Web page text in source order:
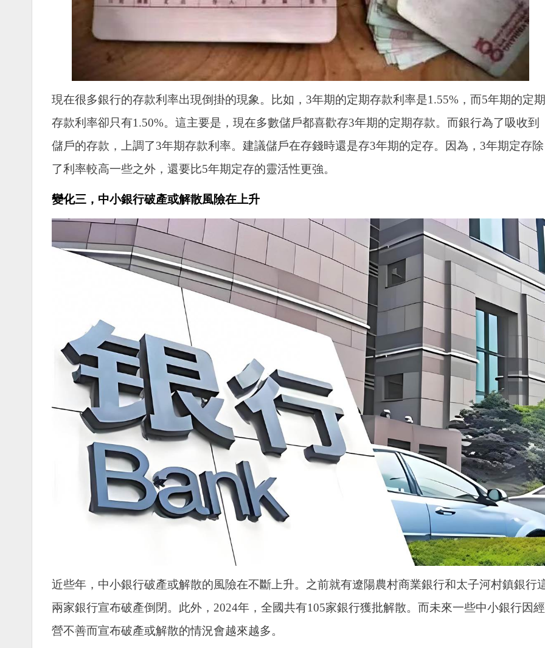
現在很多銀行的存款利率出現倒掛的現象。比如，3年期的定期存款利率是1.55%，而5年期的定期
存款利率卻只有1.50%。這主要是，現在多數儲戶都喜歡存3年期的定期存款。而銀行為了吸收到
儲戶的存款，上調了3年期存款利率。建議儲戶在存錢時還是存3年期的定存。因為，3年期定存除
了利率較高一些之外，還要比5年期定存的靈活性更強。
變化三，中小銀行破產或解散風險在上升
近些年，中小銀行破產或解散的風險在不斷上升。之前就有遼陽農村商業銀行和太子河村鎮銀行
兩家銀行宣布破產倒閉。此外，2024年，全國共有105家銀行獲批解散。而未來一些中小銀行因經
營不善而宣布破產或解散的情況會越來越多。